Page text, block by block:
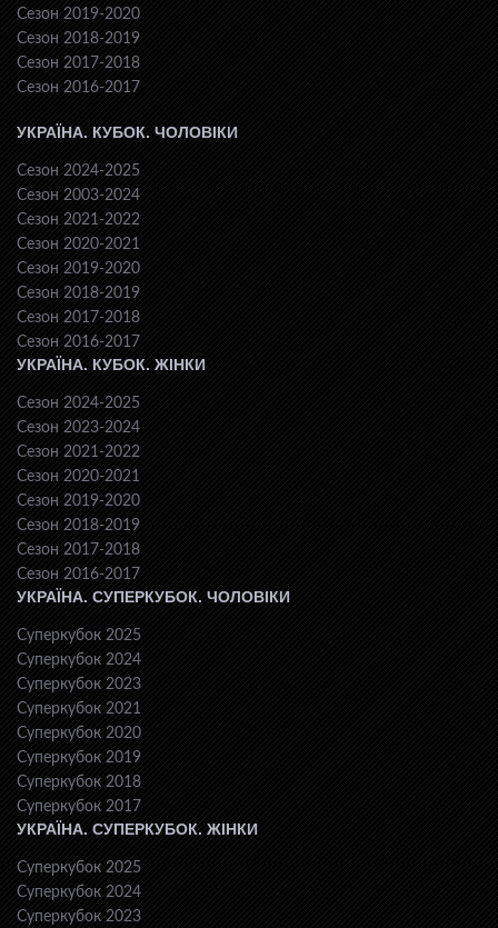
Сезон 2019-2020
Сезон 2018-2019
Сезон 2017-2018
Сезон 2016-2017
УКРАЇНА. КУБОК. ЧОЛОВІКИ
Сезон 2024-2025
Сезон 2003-2024
Сезон 2021-2022
Сезон 2020-2021
Сезон 2019-2020
Сезон 2018-2019
Сезон 2017-2018
Сезон 2016-2017
УКРАЇНА. КУБОК. ЖІНКИ
Сезон 2024-2025
Сезон 2023-2024
Сезон 2021-2022
Сезон 2020-2021
Сезон 2019-2020
Сезон 2018-2019
Сезон 2017-2018
Сезон 2016-2017
УКРАЇНА. СУПЕРКУБОК. ЧОЛОВІКИ
Суперкубок 2025
Суперкубок 2024
Суперкубок 2023
Суперкубок 2021
Суперкубок 2020
Суперкубок 2019
Суперкубок 2018
Суперкубок 2017
УКРАЇНА. СУПЕРКУБОК. ЖІНКИ
Суперкубок 2025
Суперкубок 2024
Суперкубок 2023